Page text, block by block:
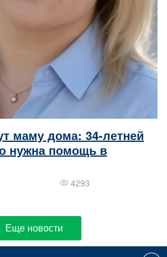
маму дома: 34-летней
нужна помощь в
4293
Еще новости